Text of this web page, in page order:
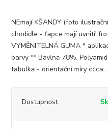
NEmají KŠANDY (foto
chodidle - ťapce mají uvnitř
VYMĚNITELNÁ GUMA *
barvy ** Bavlna 78%,
tabulka - orientační míry
Dostupnost